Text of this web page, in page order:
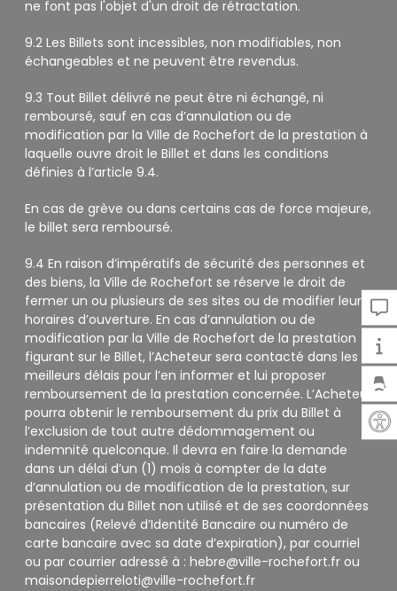
ne font pas l'objet d'un droit de rétractation.
9.2 Les Billets sont incessibles, non modifiables, non
échangeables et ne peuvent être revendus.
9.3 Tout Billet délivré ne peut être ni échangé, ni
remboursé, sauf en cas d’annulation ou de
modification par la Ville de Rochefort de la prestation à
laquelle ouvre droit le Billet et dans les conditions
définies à l’article 9.4.
En cas de grève ou dans certains cas de force majeure,
le billet sera remboursé.
9.4 En raison d’impératifs de sécurité des personnes et
des biens, la Ville de Rochefort se réserve le droit de
fermer un ou plusieurs de ses sites ou de modifier leurs
horaires d’ouverture. En cas d’annulation ou de
modification par la Ville de Rochefort de la prestation
figurant sur le Billet, l’Acheteur sera contacté dans les
meilleurs délais pour l’en informer et lui proposer
remboursement de la prestation concernée. L’Acheteur
pourra obtenir le remboursement du prix du Billet à
l’exclusion de tout autre dédommagement ou
indemnité quelconque. Il devra en faire la demande
dans un délai d’un (1) mois à compter de la date
d’annulation ou de modification de la prestation, sur
présentation du Billet non utilisé et de ses coordonnées
bancaires (Relevé d’Identité Bancaire ou numéro de
carte bancaire avec sa date d’expiration), par courriel
ou par courrier adressé à : hebre@ville-rochefort.fr ou
maisondepierreloti@ville-rochefort.fr